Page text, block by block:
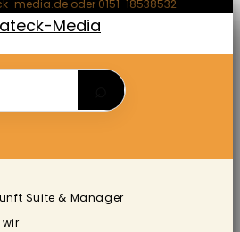
media.de oder 0151-18538532
Suite & Manager